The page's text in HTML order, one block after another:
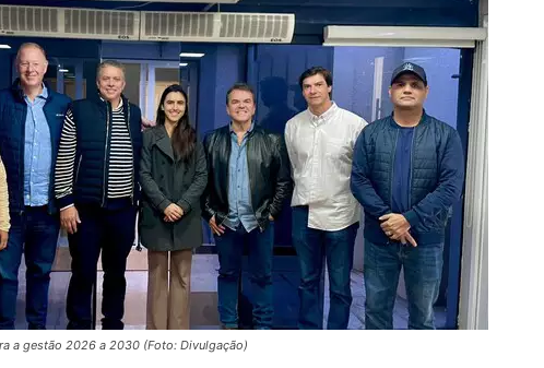
a gestão 2026 a 2030 (Foto: Divulgação)